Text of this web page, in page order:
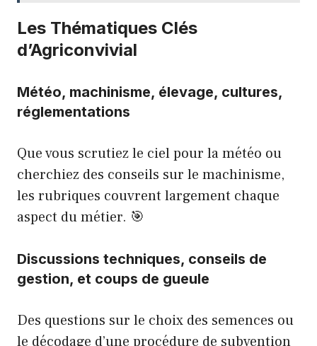
Les Thématiques Clés
d’Agriconvivial
Météo, machinisme, élevage, cultures,
réglementations
Que vous scrutiez le ciel pour la météo ou
cherchiez des conseils sur le machinisme,
les rubriques couvrent largement chaque
aspect du métier. 🎯
Discussions techniques, conseils de
gestion, et coups de gueule
Des questions sur le choix des semences ou
le décodage d’une procédure de subvention